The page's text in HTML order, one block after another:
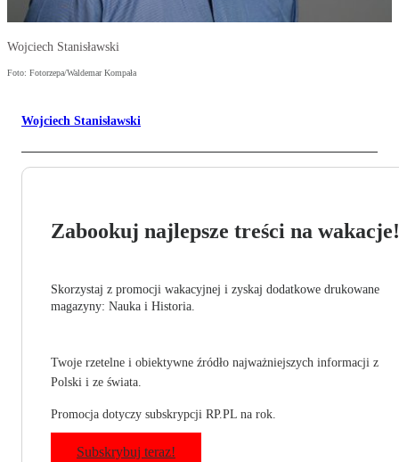
Wojciech Stanisławski
Foto: Fotorzepa/Waldemar Kompała
Wojciech Stanisławski
Zabookuj najlepsze treści na wakacje!
Skorzystaj z promocji wakacyjnej i zyskaj dodatkowe drukowane
magazyny: Nauka i Historia.
Twoje rzetelne i obiektywne źródło najważniejszych informacji z
Polski i ze świata.
Promocja dotyczy subskrypcji RP.PL na rok.
Subskrybuj teraz!